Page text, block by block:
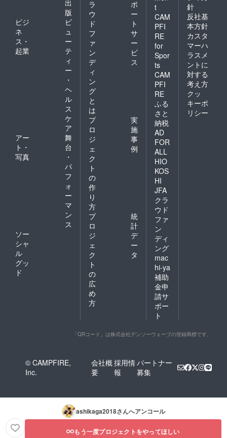
間の無駄を
無くしま
す。
企業体にも
農業とのか
かわりを身
近に感じて
もらえる環
境づくりを
啓蒙し、企
業の社会貢
献の後押し
ができま
す。そんな
環境を生か
して自分の
やりたいこ
とを目一杯
やりながら
兼業農家で
年収１,００
０万円目指
していこ
う！という
チャレンジ
でもありま
す。
出
版
ビジ
ネ
ス・
起業
ビ
ュ
ー
テ
ィ
ー
・
ヘ
ル
ス
ケ
ア
アー
ト・
写真
舞
台
・
パ
フ
ォ
ー
マ
ン
ス
ソー
シャ
ル
グッ
ド
ラ
ウ
ド
フ
ァ
ン
デ
ィ
ン
グ
と
は
ポ
ー
ト
サ
ー
ビ
ス
プ
ロ
ジ
ェ
ク
ト
の
作
り
方
実
施
事
例
プ
ロ
ジ
ェ
ク
ト
の
広
め
方
統
計
デ
ー
タ
t
CAM
PFI
RE
for
Spor
ts
CAM
PFI
RE
ふる
さと
納税
AD
FOR
ALL
HIO
KOS
HI
JFA
クラ
ウド
ファ
ン
ディ
ング
mac
hi-ya
補助
金申
請サ
ポー
ト
針
反社基
本方針
カスタ
マーハ
ラスメ
ントに
対する
考え方
クッ
キーポ
リシー
「QRコード」は株式会社デンソーウェーブの登録商標です。
© CAMPFIRE,
Inc.
会社概
要
採用情
報
パートナー
募集
ashikaga2018さんへアンコール
もう一度プロジェクトをやってほしい